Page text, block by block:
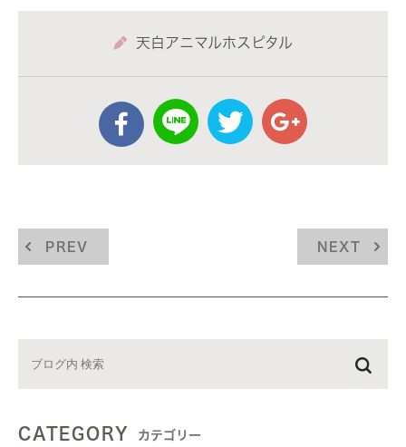
天白アニマルホスピタル
PREV NEXT
CATEGORY カテゴリー